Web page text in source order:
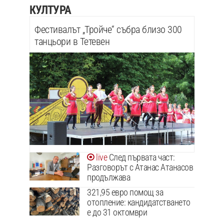
КУЛТУРА
Фестивалът „Тройче“ събра близо 300
танцьори в Тетевен
След първата част:
Разговорът с Атанас Атанасов
продължава
321,95 евро помощ за
отопление: кандидатстването
е до 31 октомври